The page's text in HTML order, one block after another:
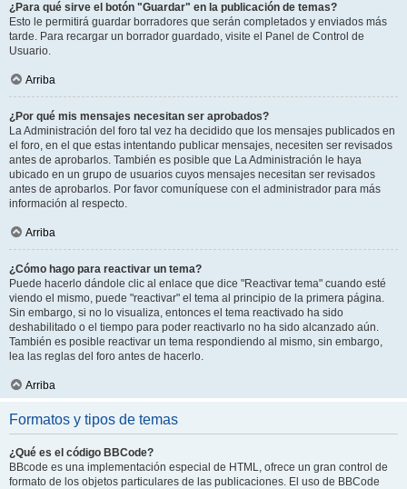
¿Para qué sirve el botón "Guardar" en la publicación de temas?
Esto le permitirá guardar borradores que serán completados y enviados más
tarde. Para recargar un borrador guardado, visite el Panel de Control de
Usuario.
Arriba
¿Por qué mis mensajes necesitan ser aprobados?
La Administración del foro tal vez ha decidido que los mensajes publicados en
el foro, en el que estas intentando publicar mensajes, necesiten ser revisados
antes de aprobarlos. También es posible que La Administración le haya
ubicado en un grupo de usuarios cuyos mensajes necesitan ser revisados
antes de aprobarlos. Por favor comuníquese con el administrador para más
información al respecto.
Arriba
¿Cómo hago para reactivar un tema?
Puede hacerlo dándole clic al enlace que dice "Reactivar tema" cuando esté
viendo el mismo, puede "reactivar" el tema al principio de la primera página.
Sin embargo, si no lo visualiza, entonces el tema reactivado ha sido
deshabilitado o el tiempo para poder reactivarlo no ha sido alcanzado aún.
También es posible reactivar un tema respondiendo al mismo, sin embargo,
lea las reglas del foro antes de hacerlo.
Arriba
Formatos y tipos de temas
¿Qué es el código BBCode?
BBcode es una implementación especial de HTML, ofrece un gran control de
formato de los objetos particulares de las publicaciones. El uso de BBCode